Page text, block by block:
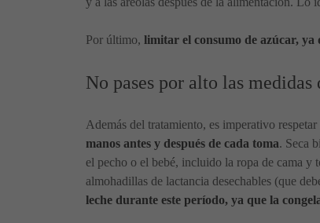
Por último, limitar el consumo de azúcar,
No pases por alto las medidas
Además del tratamiento, es imperativo
manos antes y después de cada toma. Seca
el pecho o el bebé, incluido la ropa de cama y
almohadillas de lactancia desechables (que
leche durante este período, ya que la